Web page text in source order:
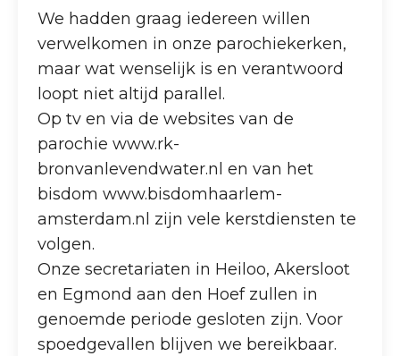
We hadden graag iedereen willen
verwelkomen in onze parochiekerken,
maar wat wenselijk is en verantwoord
loopt niet altijd parallel.
Op tv en via de websites van de
parochie www.rk-
bronvanlevendwater.nl en van het
bisdom www.bisdomhaarlem-
amsterdam.nl zijn vele kerstdiensten te
volgen.
Onze secretariaten in Heiloo, Akersloot
en Egmond aan den Hoef zullen in
genoemde periode gesloten zijn. Voor
spoedgevallen blijven we bereikbaar.